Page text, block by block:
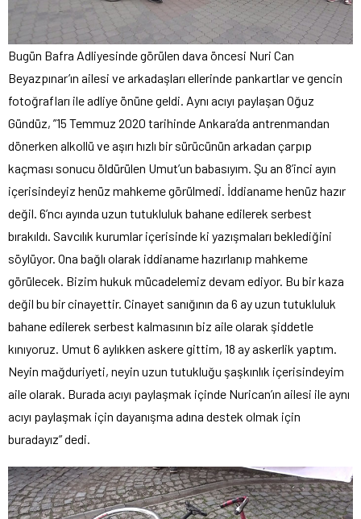
Bugün Bafra Adliyesinde görülen dava öncesi Nuri Can
Beyazpınar’ın ailesi ve arkadaşları ellerinde pankartlar ve gencin
fotoğrafları ile adliye önüne geldi. Aynı acıyı paylaşan Oğuz
Gündüz, ”15 Temmuz 2020 tarihinde Ankara’da antrenmandan
dönerken alkollü ve aşırı hızlı bir sürücünün arkadan çarpıp
kaçması sonucu öldürülen Umut’un babasıyım. Şu an 8’inci ayın
içerisindeyiz henüz mahkeme görülmedi. İddianame henüz hazır
değil. 6’ncı ayında uzun tutukluluk bahane edilerek serbest
bırakıldı. Savcılık kurumlar içerisinde ki yazışmaları beklediğini
söylüyor. Ona bağlı olarak iddianame hazırlanıp mahkeme
görülecek. Bizim hukuk mücadelemiz devam ediyor. Bu bir kaza
değil bu bir cinayettir. Cinayet sanığının da 6 ay uzun tutukluluk
bahane edilerek serbest kalmasının biz aile olarak şiddetle
kınıyoruz. Umut 6 aylıkken askere gittim, 18 ay askerlik yaptım.
Neyin mağduriyeti, neyin uzun tutukluğu şaşkınlık içerisindeyim
aile olarak. Burada acıyı paylaşmak içinde Nurican’ın ailesi ile aynı
acıyı paylaşmak için dayanışma adına destek olmak için
buradayız” dedi.